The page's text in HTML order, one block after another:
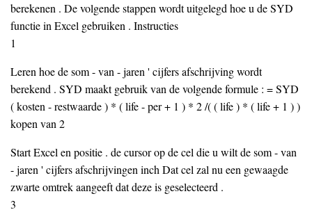
berekenen . De volgende stappen wordt uitgelegd hoe u de SYD
functie in Excel gebruiken . Instructies
1
Leren hoe de som - van - jaren ' cijfers afschrijving wordt
berekend . SYD maakt gebruik van de volgende formule : = SYD
( kosten - restwaarde ) * ( life - per + 1 ) * 2 /( ( life ) * ( life + 1 ) )
kopen van 2
Start Excel en positie . de cursor op de cel die u wilt de som - van
- jaren ' cijfers afschrijvingen inch Dat cel zal nu een gewaagde
zwarte omtrek aangeeft dat deze is geselecteerd .
3